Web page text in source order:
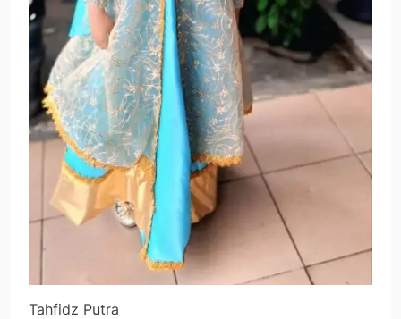
Tahfidz Putra